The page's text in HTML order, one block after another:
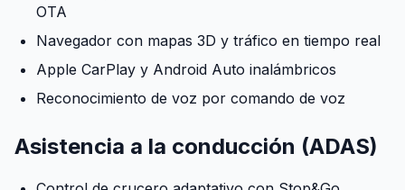
OTA
Navegador con mapas 3D y tráfico en tiempo real
Apple CarPlay y Android Auto inalámbricos
Reconocimiento de voz por comando de voz
Asistencia a la conducción (ADAS)